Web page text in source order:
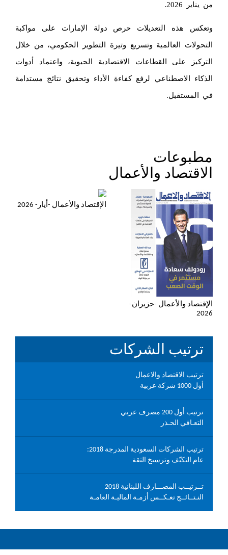
من يناير 2026.
وتعكس هذه التعديلات حرص دولة الإمارات على مواكبة
التحولات العالمية وتسريع وتيرة التطوير الحكومي، من خلال
التركيز على القطاعات الاقتصادية الحيوية، واعتماد أدوات
الذكاء الاصطناعي لرفع كفاءة الأداء وتحقيق نتائج مستدامة
في المستقبل.
مطبوعات
الاقتصاد والأعمال
الإقتصاد والأعمال -حزيران-
2026
الإقتصاد والأعمال -أيار- 2026
ترتيب الشركات
ترتيب الاقتصاد والاعمال
أول 1000 شركة عربية
ترتيب أول 200 مصرف عربي
التعـافي الحـذر
ترتيب الشركات السعودية المدرجة 2018:
عام التكيّف وترسيخ الثقة
تــرتيــب المصـــارف اللبنانية 2018
النـتــائــج تعـكــس أزمـة الماليـة العامـة